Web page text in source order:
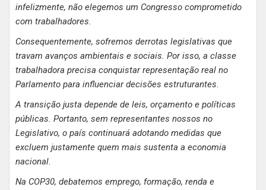
infelizmente, não elegemos um Congresso comprometido
com trabalhadores.
Consequentemente, sofremos derrotas legislativas que
travam avanços ambientais e sociais. Por isso, a classe
trabalhadora precisa conquistar representação real no
Parlamento para influenciar decisões estruturantes.
A transição justa depende de leis, orçamento e políticas
públicas. Portanto, sem representantes nossos no
Legislativo, o país continuará adotando medidas que
excluem justamente quem mais sustenta a economia
nacional.
Na COP30, debatemos emprego, formação, renda e